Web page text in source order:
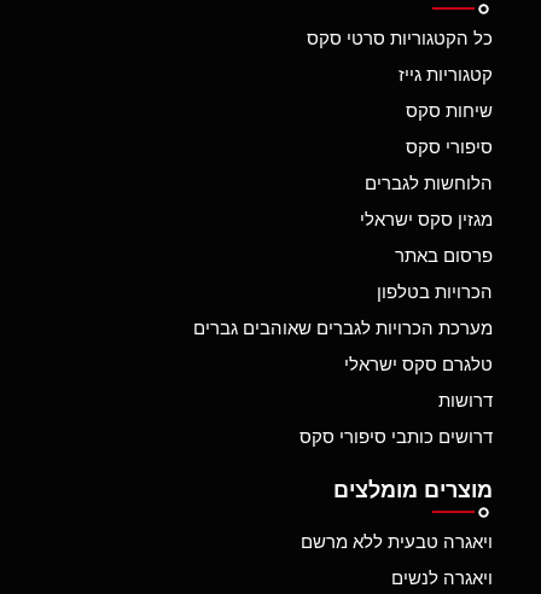
כל הקטגוריות סרטי סקס
קטגוריות גייז
שיחות סקס
סיפורי סקס
הלוחשות לגברים
מגזין סקס ישראלי
פרסום באתר
הכרויות בטלפון
מערכת הכרויות לגברים שאוהבים גברים
טלגרם סקס ישראלי
דרושות
דרושים כותבי סיפורי סקס
מוצרים מומלצים
ויאגרה טבעית ללא מרשם
ויאגרה לנשים